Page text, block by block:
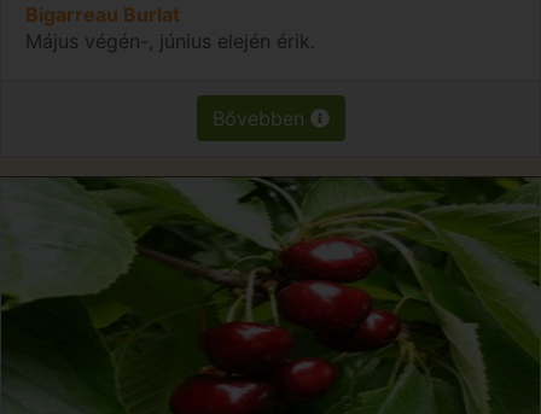
Bigarreau Burlat
Május végén-, június elején érik.
Bővebben